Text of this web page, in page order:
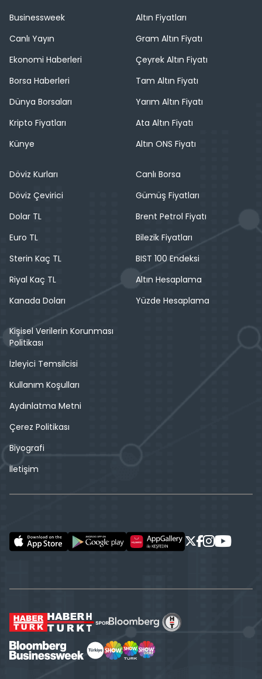
Businessweek
Canlı Yayın
Ekonomi Haberleri
Borsa Haberleri
Dünya Borsaları
Kripto Fiyatları
Künye
Altın Fiyatları
Gram Altın Fiyatı
Çeyrek Altın Fiyatı
Tam Altın Fiyatı
Yarım Altın Fiyatı
Ata Altın Fiyatı
Altın ONS Fiyatı
Döviz Kurları
Döviz Çevirici
Dolar TL
Euro TL
Sterin Kaç TL
Riyal Kaç TL
Kanada Doları
Canlı Borsa
Gümüş Fiyatları
Brent Petrol Fiyatı
Bilezik Fiyatları
BIST 100 Endeksi
Altın Hesaplama
Yüzde Hesaplama
Kişisel Verilerin Korunması
Politikası
İzleyici Temsilcisi
Kullanım Koşulları
Aydınlatma Metni
Çerez Politikası
Biyografi
İletişim